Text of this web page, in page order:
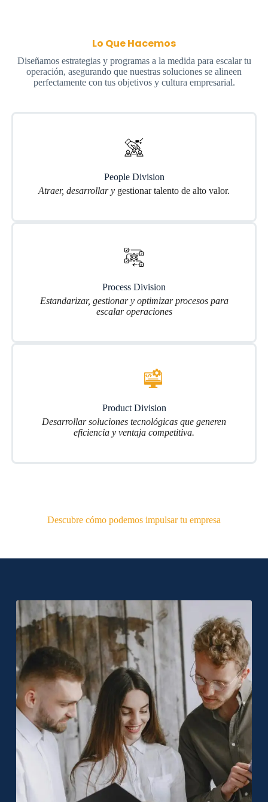
Lo Que Hacemos
Diseñamos estrategias y programas a la medida para escalar tu
operación, asegurando que nuestras soluciones se alineen
perfectamente con tus objetivos y cultura empresarial.
People Division
Atraer, desarrollar y gestionar talento de alto valor.
Process Division
Estandarizar, gestionar y optimizar procesos para
escalar operaciones
Product Division
Desarrollar soluciones tecnológicas que generen
eficiencia y ventaja competitiva.
Descubre cómo podemos impulsar tu empresa